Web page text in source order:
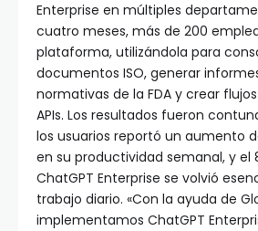
Enterprise en múltiples
cuatro meses, más de 200
plataforma, utilizándola para
documentos ISO, generar
normativas de la FDA y crear
APIs. Los resultados fueron
los usuarios reportó un aumento
en su productividad semanal, y el
ChatGPT Enterprise se volvió
trabajo diario. «Con la ayuda de
implementamos ChatGPT